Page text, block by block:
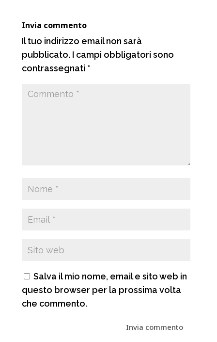
Invia commento
Il tuo indirizzo email non sarà
pubblicato. I campi obbligatori sono
contrassegnati *
Salva il mio nome, email e sito web in
questo browser per la prossima volta
che commento.